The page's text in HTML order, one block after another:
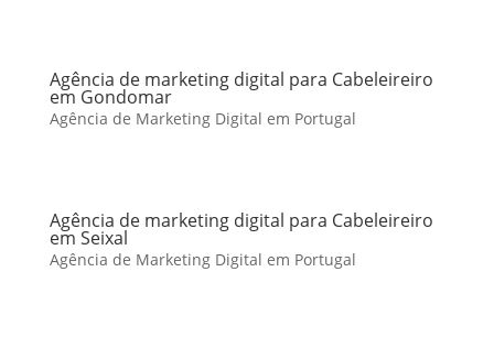
Agência de marketing digital para Cabeleireiro
em Gondomar
Agência de Marketing Digital em Portugal
Agência de marketing digital para Cabeleireiro
em Seixal
Agência de Marketing Digital em Portugal